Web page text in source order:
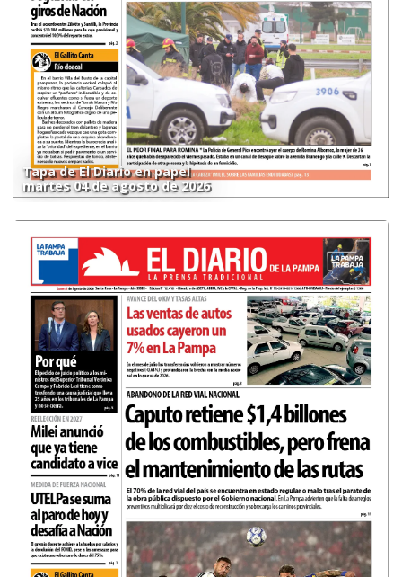
Tapa de El Diario en papel
martes 04 de agosto de 2026